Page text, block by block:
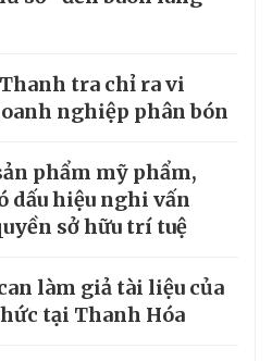
tra chỉ ra vi
nghiệp phân bón
phẩm mỹ phẩm,
dấu hiệu nghi vấn
sở hữu trí tuệ
làm giả tài liệu của
tại Thanh Hóa